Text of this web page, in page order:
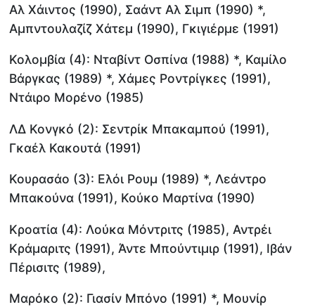
Αλ Χάιντος (1990), Σαάντ Αλ Σιμπ (1990) *,
Αμπντουλαζίζ Χάτεμ (1990), Γκιγιέρμε (1991)
Κολομβία (4): Νταβίντ Οσπίνα (1988) *, Καμίλο
Βάργκας (1989) *, Χάμες Ροντρίγκες (1991),
Ντάιρο Μορένο (1985)
ΛΔ Κονγκό (2): Σεντρίκ Μπακαμπού (1991),
Γκαέλ Κακουτά (1991)
Κουρασάο (3): Ελόι Ρουμ (1989) *, Λεάντρο
Μπακούνα (1991), Κούκο Μαρτίνα (1990)
Κροατία (4): Λούκα Μόντριτς (1985), Αντρέι
Κράμαριτς (1991), Άντε Μπούντιμιρ (1991), Ιβάν
Πέρισιτς (1989),
Μαρόκο (2): Γιασίν Μπόνο (1991) *, Μουνίρ